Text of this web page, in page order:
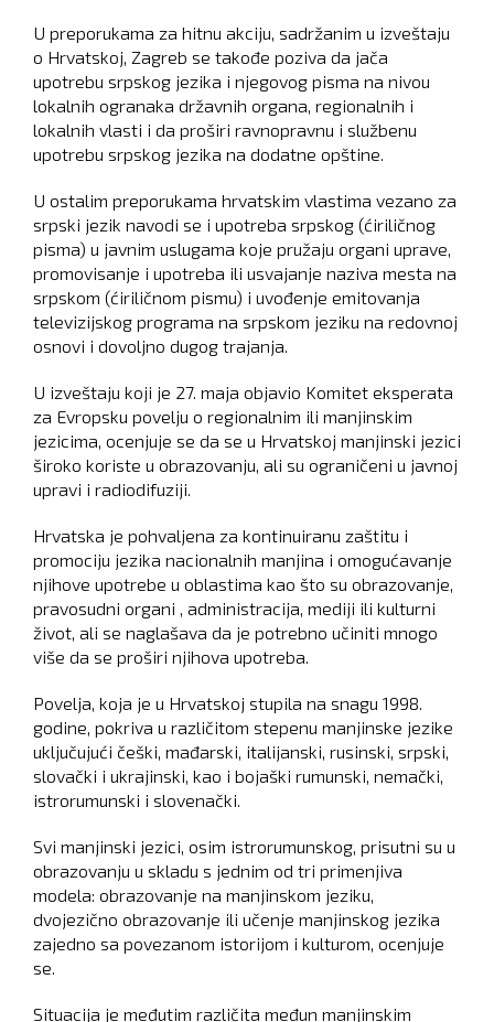
U preporukama za hitnu akciju, sadržanim u izveštaju
o Hrvatskoj, Zagreb se takođe poziva da jača
upotrebu srpskog jezika i njegovog pisma na nivou
lokalnih ogranaka državnih organa, regionalnih i
lokalnih vlasti i da proširi ravnopravnu i službenu
upotrebu srpskog jezika na dodatne opštine.
U ostalim preporukama hrvatskim vlastima vezano za
srpski jezik navodi se i upotreba srpskog (ćiriličnog
pisma) u javnim uslugama koje pružaju organi uprave,
promovisanje i upotreba ili usvajanje naziva mesta na
srpskom (ćiriličnom pismu) i uvođenje emitovanja
televizijskog programa na srpskom jeziku na redovnoj
osnovi i dovoljno dugog trajanja.
U izveštaju koji je 27. maja objavio Komitet eksperata
za Evropsku povelju o regionalnim ili manjinskim
jezicima, ocenjuje se da se u Hrvatskoj manjinski jezici
široko koriste u obrazovanju, ali su ograničeni u javnoj
upravi i radiodifuziji.
Hrvatska je pohvaljena za kontinuiranu zaštitu i
promociju jezika nacionalnih manjina i omogućavanje
njihove upotrebe u oblastima kao što su obrazovanje,
pravosudni organi , administracija, mediji ili kulturni
život, ali se naglašava da je potrebno učiniti mnogo
više da se proširi njihova upotreba.
Povelja, koja je u Hrvatskoj stupila na snagu 1998.
godine, pokriva u različitom stepenu manjinske jezike
uključujući češki, mađarski, italijanski, rusinski, srpski,
slovački i ukrajinski, kao i bojaški rumunski, nemački,
istrorumunski i slovenački.
Svi manjinski jezici, osim istrorumunskog, prisutni su u
obrazovanju u skladu s jednim od tri primenjiva
modela: obrazovanje na manjinskom jeziku,
dvojezično obrazovanje ili učenje manjinskog jezika
zajedno sa povezanom istorijom i kulturom, ocenjuje
se.
Situacija je međutim različita međun manjinskim